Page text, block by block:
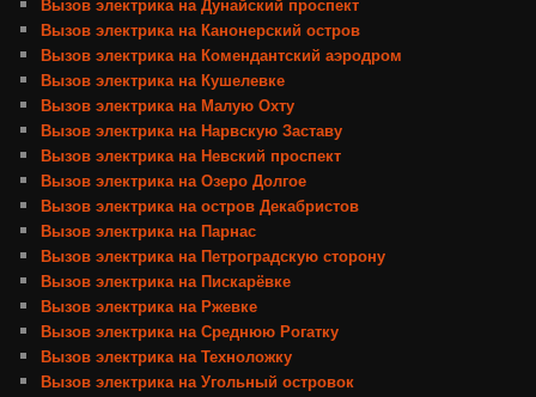
Вызов электрика на Канонерский остров
Вызов электрика на Комендантский аэродром
Вызов электрика на Кушелевке
Вызов электрика на Малую Охту
Вызов электрика на Нарвскую Заставу
Вызов электрика на Невский проспект
Вызов электрика на Озеро Долгое
Вызов электрика на остров Декабристов
Вызов электрика на Парнас
Вызов электрика на Петроградскую сторону
Вызов электрика на Пискарёвке
Вызов электрика на Ржевке
Вызов электрика на Среднюю Рогатку
Вызов электрика на Техноложку
Вызов электрика на Угольный островок